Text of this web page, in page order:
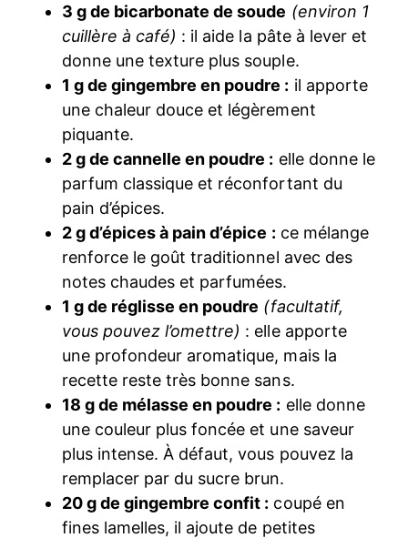
3 g de bicarbonate de soude (environ 1
cuillère à café) : il aide la pâte à lever et
donne une texture plus souple.
1 g de gingembre en poudre : il apporte
une chaleur douce et légèrement
piquante.
2 g de cannelle en poudre : elle donne le
parfum classique et réconfortant du
pain d’épices.
2 g d’épices à pain d’épice : ce mélange
renforce le goût traditionnel avec des
notes chaudes et parfumées.
1 g de réglisse en poudre (facultatif,
vous pouvez l’omettre) : elle apporte
une profondeur aromatique, mais la
recette reste très bonne sans.
18 g de mélasse en poudre : elle donne
une couleur plus foncée et une saveur
plus intense. À défaut, vous pouvez la
remplacer par du sucre brun.
20 g de gingembre confit : coupé en
fines lamelles, il ajoute de petites